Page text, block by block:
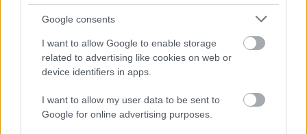
Google consents
I want to allow Google to enable storage
related to advertising like cookies on web or
device identifiers in apps.
I want to allow my user data to be sent to
Google for online advertising purposes.
propaganda to sludināja. Latviešu leģionāri bija
nelaimīgi cilvēki un kara upuri, landsknehti, kuri savu
politisko pārstāvju i..sā līšanas īpašību dēļ bija
spiesti maksāt ar savām dzīvībām. Izskatās, ka
vēsture atkārtojas.